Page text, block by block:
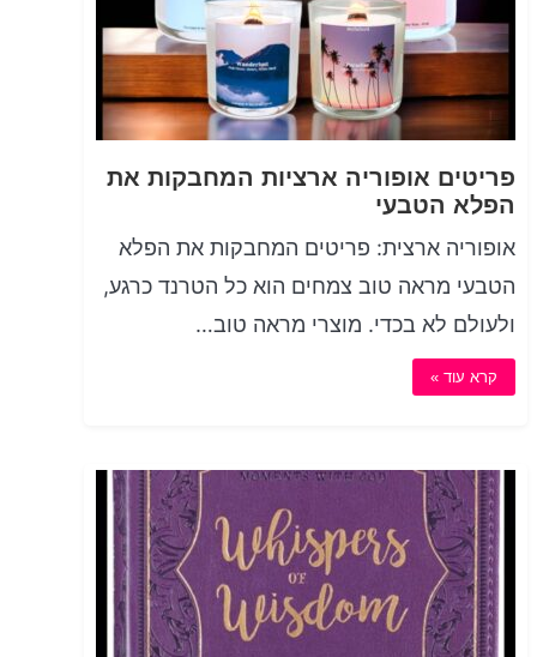
פריטים אופוריה ארציות המחבקות את
הפלא הטבעי
אופוריה ארצית: פריטים המחבקות את הפלא
הטבעי מראה טוב צמחים הוא כל הטרנד כרגע,
ולעולם לא בכדי. מוצרי מראה טוב…
קרא עוד »